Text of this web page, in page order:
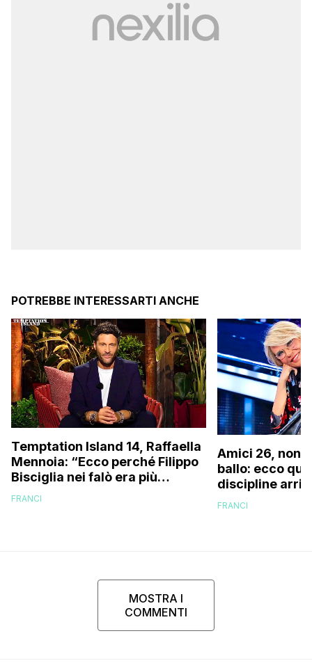
POTREBBE INTERESSARTI ANCHE
Temptation Island 14, Raffaella
Mennoia: “Ecco perché Filippo
Bisciglia nei falò era più
coinvolto del solito”
FRANCI
Amici 26, non
ballo: ecco
discipline
scuola!
FRANCI
MOSTRA I
COMMENTI